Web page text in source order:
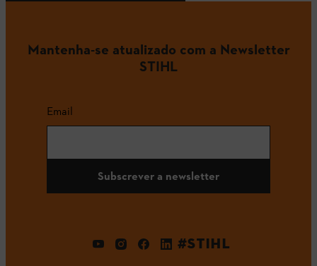
Mantenha-se atualizado com a Newsletter
STIHL
Email
Subscrever a newsletter
#STIHL